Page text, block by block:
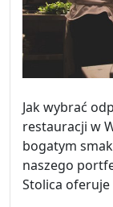
Jak wybrać
restauracji w
bogatym
naszego
Stolica